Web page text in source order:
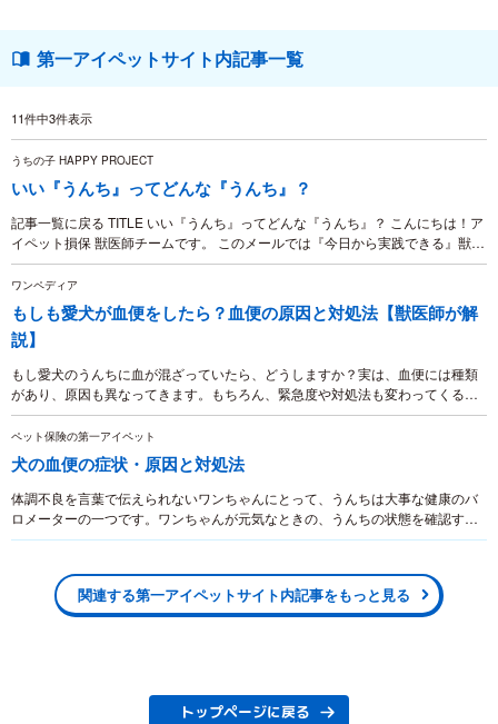
第一アイペットサイト内記事一覧
11件中3件表示
うちの子 HAPPY PROJECT
いい『うんち』ってどんな『うんち』？
記事一覧に戻る TITLE いい『うんち』ってどんな『うんち』？ こんにちは！ア
イペット損保 獣医師チームです。 このメールでは『今日から実践できる』獣医
視点での飼い方情報を毎月お伝えしていきます！ リモートワークなどが普及
し、大好き...
ワンペディア
もしも愛犬が血便をしたら？血便の原因と対処法【獣医師が解
説】
もし愛犬のうんちに血が混ざっていたら、どうしますか？実は、血便には種類
があり、原因も異なってきます。もちろん、緊急度や対処法も変わってくるの
です。ここでは、愛犬が血便になったとき、飼い主さんが取るべき対応をご紹
介します。
ペット保険の第一アイペット
犬の血便の症状・原因と対処法
体調不良を言葉で伝えられないワンちゃんにとって、うんちは大事な健康のバ
ロメーターの一つです。ワンちゃんが元気なときの、うんちの状態を確認する
ことで、何かしらの原因で異常があったときに対処しやすくなります。
関連する第一アイペットサイト内記事をもっと見る
トップページに戻る